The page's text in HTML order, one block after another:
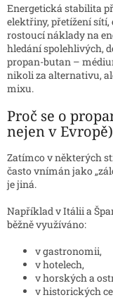
Energetická stabilita
elektřiny, přetížení
rostoucí náklady na
hledání spolehlivých,
propan-butan –
nikoli za alternativu,
mixu.
Proč se o
nejen v Evropě)
Zatímco v některých
často vnímán jako
je jiná.
Například v Itálii a
běžně využíváno:
v gastronomii,
v hotelech,
v horských a
v historických